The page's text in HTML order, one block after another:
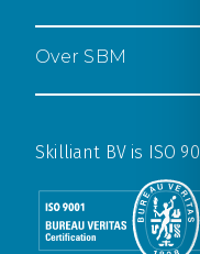
Over SBM
Skilliant BV is ISO